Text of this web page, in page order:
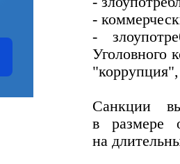
-
-
Уголовного
Санкции
в размере
на